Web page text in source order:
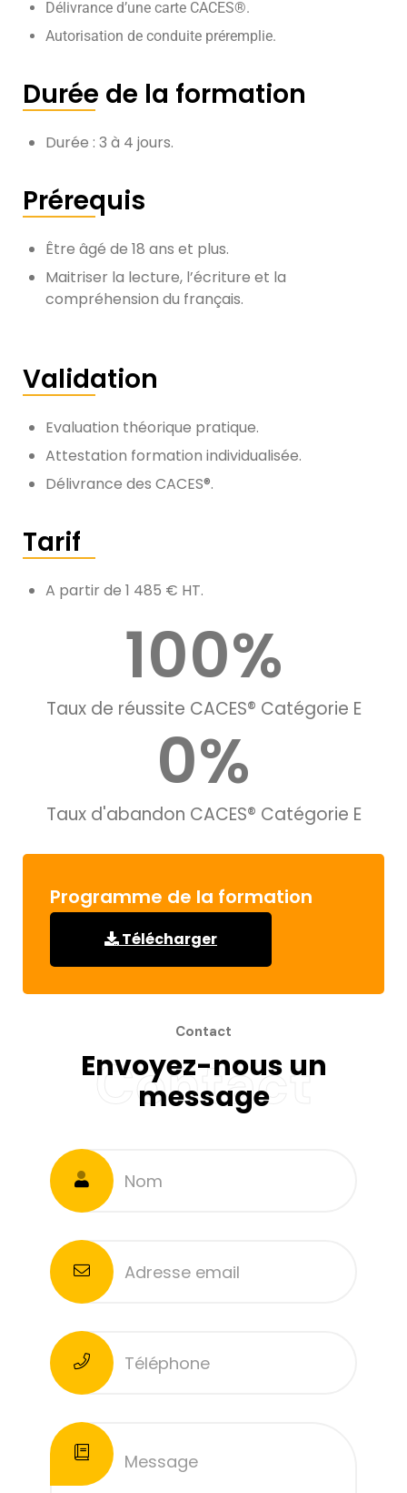
Délivrance d’une carte CACES®.
Autorisation de conduite préremplie.
Durée de la formation
Durée : 3 à 4 jours.
Prérequis
Être âgé de 18 ans et plus.
Maitriser la lecture, l’écriture et la
compréhension du français.
Validation
Evaluation théorique pratique.
Attestation formation individualisée.
Délivrance des CACES®.
Tarif
A partir de 1 485 € HT.
Taux de réussite CACES® Catégorie E
100%
Taux d'abandon CACES® Catégorie E
0%
Programme de la formation
Télécharger
Contact
Envoyez-nous un
message
Contact